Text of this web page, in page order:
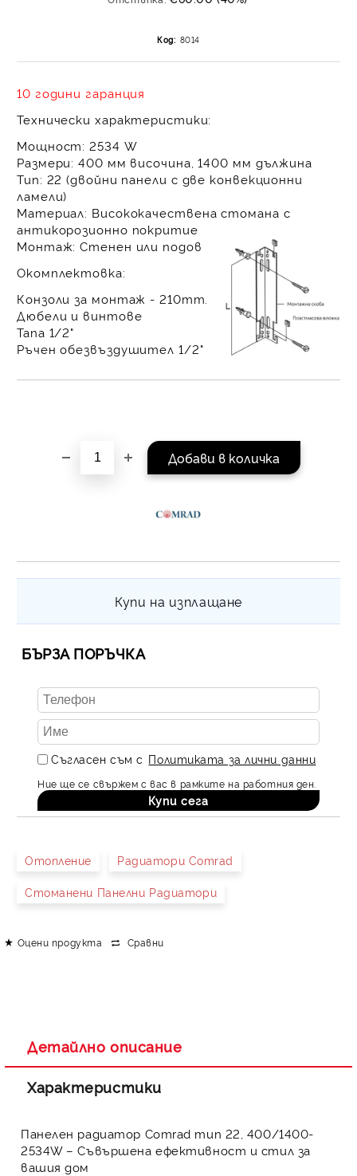
Код: 8014
10 години гаранция
Технически характеристики:
Мощност: 2534 W
Размери: 400 мм височина, 1400 мм дължина
Тип: 22 (двойни панели с две конвекционни
ламели)
Материал: Висококачествена стомана с
антикорозионно покритие
Монтаж: Стенен или подов
Окомплектовка:
Конзоли за монтаж - 210mm.
Дюбели и винтове
Тапа 1/2"
Ръчен обезвъздушител 1/2"
Купи на изплащане
/ €1022.61
БЪРЗА ПОРЪЧКА
Съгласен съм с Политиката за лични данни
Ние ще се свържем с вас в рамките на работния ден.
Отопление Радиатори Comrad
Стоманени Панелни Радиатори
Оцени продукта Сравни
Детайлно описание
Характеристики
Панелен радиатор Comrad тип 22, 400/1400-
2534W – Съвършена ефективност и стил за
вашия дом